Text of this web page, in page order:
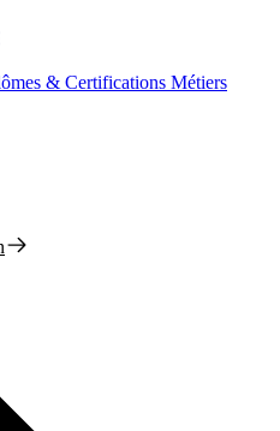
& Certifications Métiers